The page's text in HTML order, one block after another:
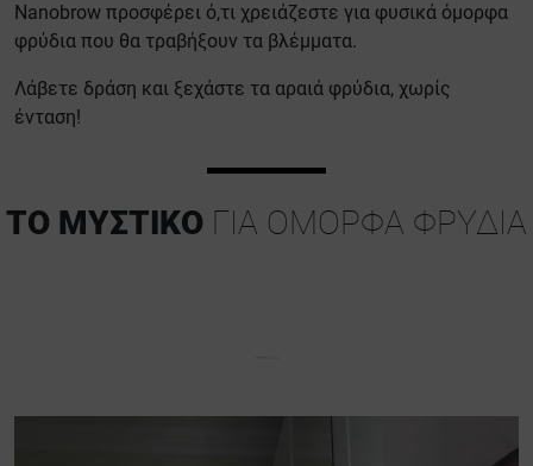
Nanobrow προσφέρει ό,τι χρειάζεστε για φυσικά όμορφα
φρύδια που θα τραβήξουν τα βλέμματα.
Λάβετε δράση και ξεχάστε τα αραιά φρύδια, χωρίς
ένταση!
ΤΟ ΜΥΣΤΙΚΌ ΓΙΑ ΌΜΟΡΦΑ ΦΡΎΔΙΑ